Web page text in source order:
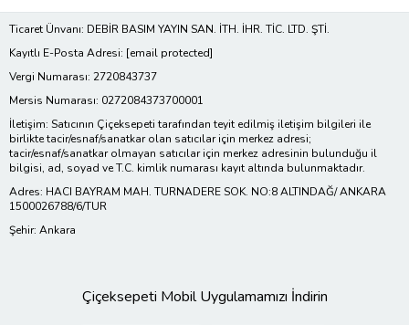
Ticaret Ünvanı: DEBİR BASIM YAYIN SAN. İTH. İHR. TİC. LTD. ŞTİ.
Kayıtlı E-Posta Adresi: [email protected]
Vergi Numarası: 2720843737
Mersis Numarası: 0272084373700001
İletişim: Satıcının Çiçeksepeti tarafından teyit edilmiş iletişim bilgileri ile
birlikte tacir/esnaf/sanatkar olan satıcılar için merkez adresi;
tacir/esnaf/sanatkar olmayan satıcılar için merkez adresinin bulunduğu il
bilgisi, ad, soyad ve T.C. kimlik numarası kayıt altında bulunmaktadır.
Adres: HACI BAYRAM MAH. TURNADERE SOK. NO:8 ALTINDAĞ/ ANKARA
1500026788/6/TUR
Şehir: Ankara
Çiçeksepeti Mobil Uygulamamızı İndirin